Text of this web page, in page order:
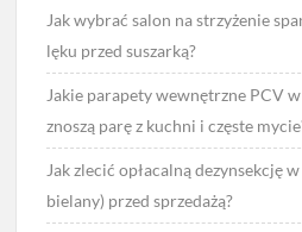
Jak wybrać salon na strzyżenie
lęku przed suszarką?
Jakie parapety wewnętrzne PCV
znoszą parę z kuchni i częste
Jak zlecić opłacalną dezynsekcję
bielany) przed sprzedażą?